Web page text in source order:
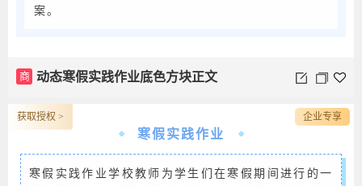
案。
商 动态寒假实践作业底色方块正文
寒假实践作业
寒假实践作业学校教师为学生们在寒假期间进行的一
获取授权 > 企业专享